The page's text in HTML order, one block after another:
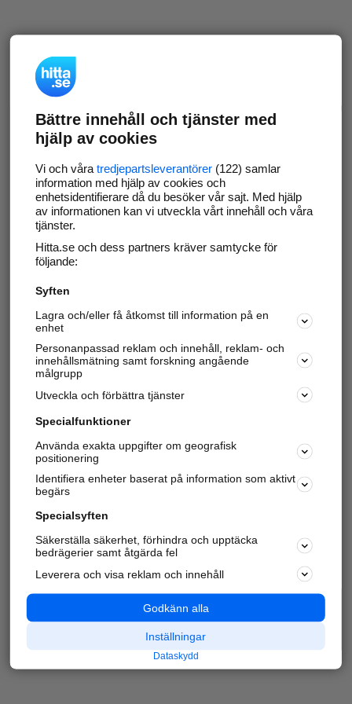
Bättre innehåll och tjänster med
hjälp av cookies
Vi och våra tredjepartsleverantörer(122) samlar
information med hjälp av cookies och
enhetsidentifierare då du besöker vår sajt. Med hjälp
av informationen kan vi utveckla vårt innehåll och våra
tjänster.
Hitta.se och dess partners kräver samtycke för
följande:
Syften
Lagra och/eller få åtkomst till information på en
enhet
Personanpassad reklam och innehåll, reklam- och
innehållsmätning samt forskning angående
målgrupp
Utveckla och förbättra tjänster
Specialfunktioner
Använda exakta uppgifter om geografisk
positionering
Identifiera enheter baserat på information som aktivt
begärs
Specialsyften
Säkerställa säkerhet, förhindra och upptäcka
bedrägerier samt åtgärda fel
Leverera och visa reklam och innehåll
Godkänn alla
Inställningar
Dataskydd